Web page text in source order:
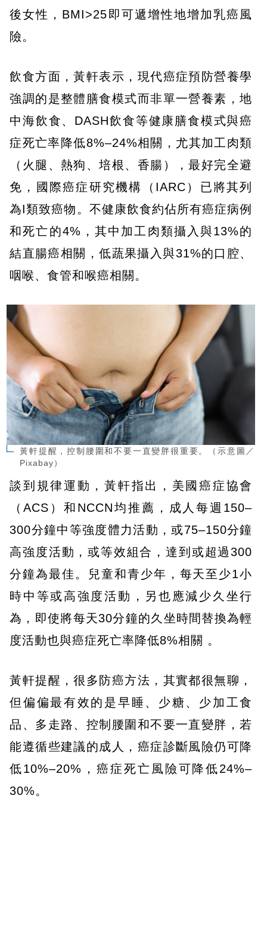
後女性，BMI>25即可遞增性地增加乳癌風
險。
飲食方面，黃軒表示，現代癌症預防營養學
強調的是整體膳食模式而非單一營養素，地
中海飲食、DASH飲食等健康膳食模式與癌
症死亡率降低8%–24%相關，尤其加工肉類
（火腿、熱狗、培根、香腸），最好完全避
免，國際癌症研究機構（IARC）已將其列
為I類致癌物。不健康飲食約佔所有癌症病例
和死亡的4%，其中加工肉類攝入與13%的
結直腸癌相關，低蔬果攝入與31%的口腔、
咽喉、食管和喉癌相關。
黃軒提醒，控制腰圍和不要一直變胖很重要。（示意圖／
Pixabay）
談到規律運動，黃軒指出，美國癌症協會
（ACS）和NCCN均推薦，成人每週150–
300分鐘中等強度體力活動，或75–150分鐘
高強度活動，或等效組合，達到或超過300
分鐘為最佳。兒童和青少年，每天至少1小
時中等或高強度活動，另也應減少久坐行
為，即使將每天30分鐘的久坐時間替換為輕
度活動也與癌症死亡率降低8%相關 。
黃軒提醒，很多防癌方法，其實都很無聊，
但偏偏最有效的是早睡、少糖、少加工食
品、多走路、控制腰圍和不要一直變胖，若
能遵循些建議的成人，癌症診斷風險仍可降
低10%–20%，癌症死亡風險可降低24%–
30%。